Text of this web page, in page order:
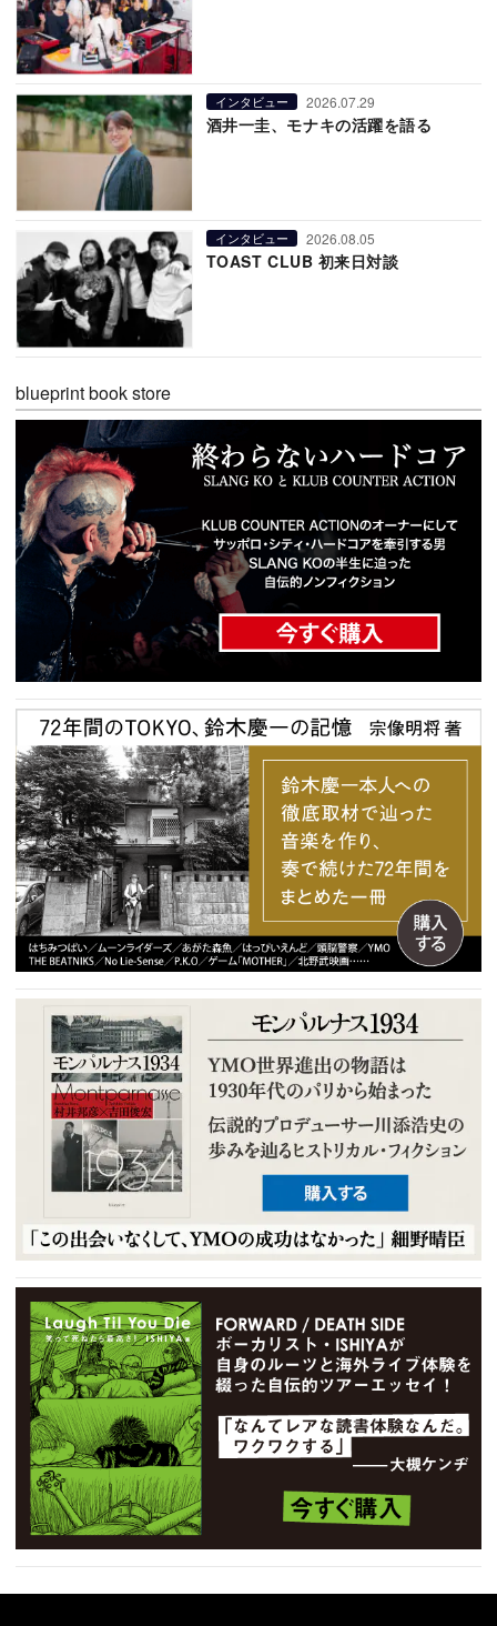
インタビュー 2026.07.29
酒井一圭、モナキの活躍を語る
インタビュー 2026.08.05
TOAST CLUB 初来日対談
blueprint book store